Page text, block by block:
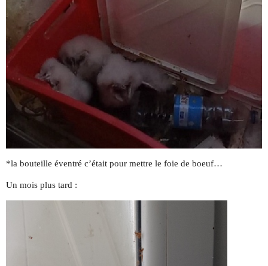
*la bouteille éventré c’était pour mettre le foie de boeuf…
Un mois plus tard :